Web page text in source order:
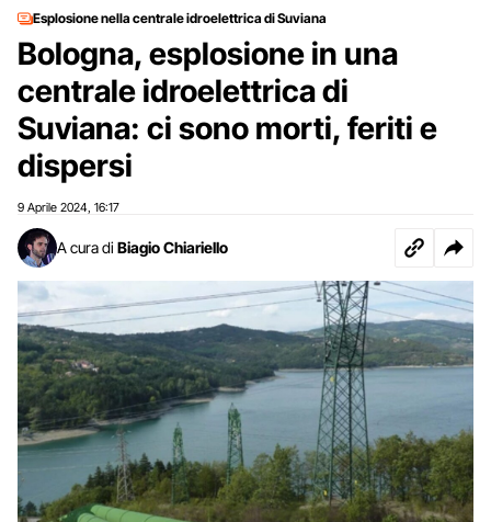
Esplosione nella centrale idroelettrica di Suviana
Bologna, esplosione in una
centrale idroelettrica di
Suviana: ci sono morti, feriti e
dispersi
9 Aprile 2024 16:17
A cura di Biagio Chiariello